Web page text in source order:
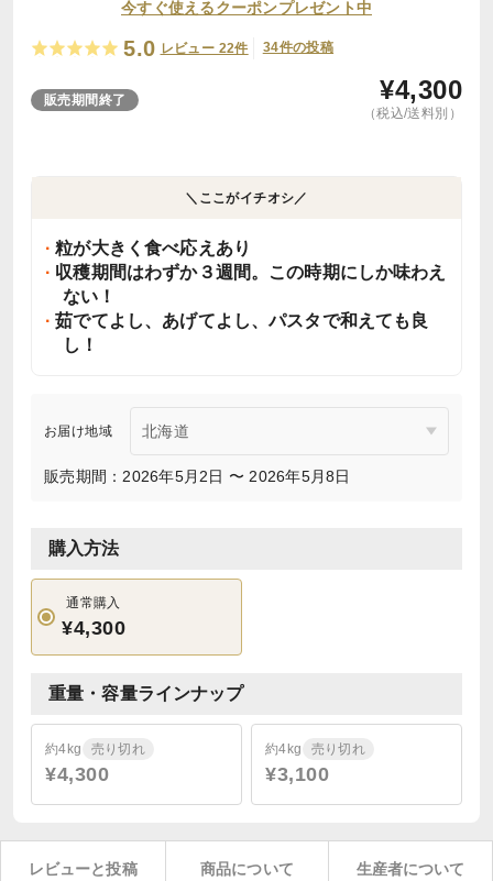
今すぐ使えるクーポンプレゼント中
5.0 レビュー 22件 34件の投稿
販売期間終了 ¥4,300
（税込/送料別）
＼ここがイチオシ／
粒が大きく食べ応えあり
収穫期間はわずか３週間。この時期にしか味わえ
ない！
茹でてよし、あげてよし、パスタで和えても良
し！
お届け地域
販売期間：2026年5月2日 〜 2026年5月8日
購入方法
通常購入
¥4,300
重量・容量ラインナップ
約4kg 売り切れ
¥4,300
約4kg 売り切れ
¥3,100
レビューと投稿 商品について 生産者について